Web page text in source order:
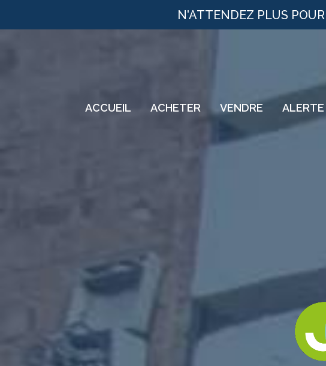
N'ATTENDEZ PLUS
ACCUEIL ACHETER VENDRE